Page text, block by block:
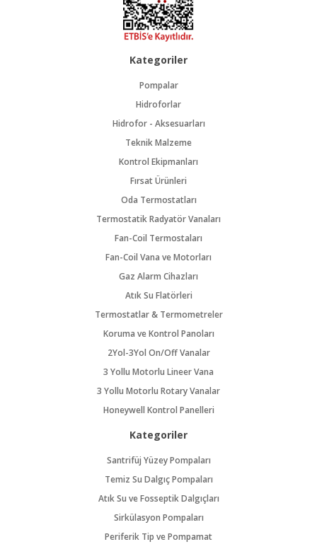
Kategoriler
Pompalar
Hidroforlar
Hidrofor - Aksesuarları
Teknik Malzeme
Kontrol Ekipmanları
Fırsat Ürünleri
Oda Termostatları
Termostatik Radyatör Vanaları
Fan-Coil Termostaları
Fan-Coil Vana ve Motorları
Gaz Alarm Cihazları
Atık Su Flatörleri
Termostatlar & Termometreler
Koruma ve Kontrol Panoları
2Yol-3Yol On/Off Vanalar
3 Yollu Motorlu Lineer Vana
3 Yollu Motorlu Rotary Vanalar
Honeywell Kontrol Panelleri
Kategoriler
Santrifüj Yüzey Pompaları
Temiz Su Dalgıç Pompaları
Atık Su ve Fosseptik Dalgıçları
Sirkülasyon Pompaları
Periferik Tip ve Pompamat